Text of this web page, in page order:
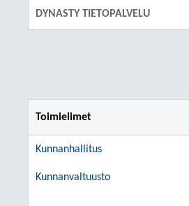
DYNASTY TIETOPALVELU
Toimielimet
Kunnanhallitus
Kunnanvaltuusto